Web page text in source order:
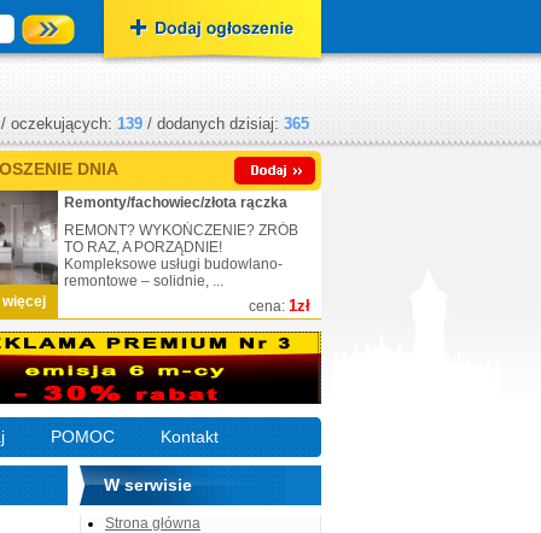
oczekujących: 139 / dodanych dzisiaj: 365
DNIA
więcej cena: 1zł
Remonty/fachowiec/złota rączka
REMONT? WYKOŃCZENIE? ZRÓB
TO RAZ, A PORZĄDNIE!
Kompleksowe usługi budowlano-
remontowe – solidnie, ...
POMOC Kontakt
W serwisie
Strona główna